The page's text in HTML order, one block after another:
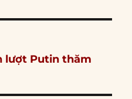
lượt Putin thăm